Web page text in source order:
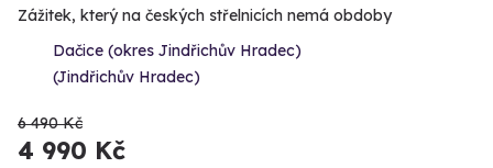
Zážitek, který na českých střelnicích nemá obdoby
Dačice (okres Jindřichův Hradec)
(Jindřichův Hradec)
6 490 Kč
4 990 Kč